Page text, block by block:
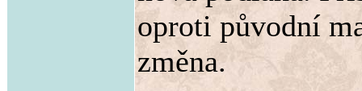
oproti původní
změna.